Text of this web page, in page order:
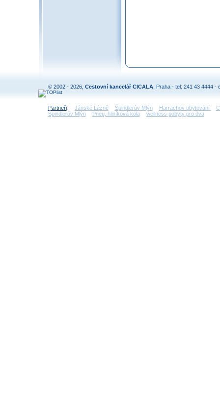
© 2002 - 2026, Cestovní kancelář CICALA , Praha - tel: 241 43 4444 -
Partneři: Jánské Lázně Špindlerův Mlýn Harrachov ubytování
Špindlerův Mlýn
Pneu, hliníková kola wellness pobyty pro dva